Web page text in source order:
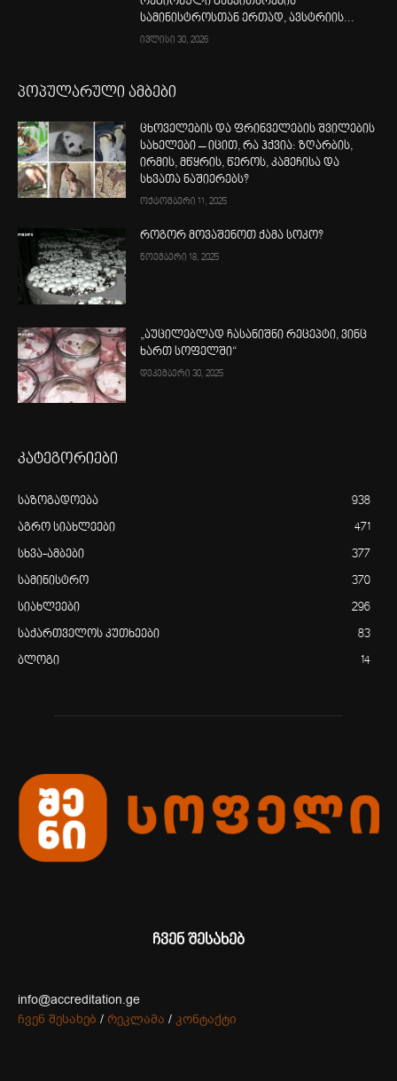
სამინისტროსთან ერთად, ავსტრიის...
ივლისი 30, 2026
პოპულარული ამბები
ცხოველების და ფრინველების შვილების
სახელები – იცით, რა ჰქვია: ზღარბის,
ირმის, მწყრის, წეროს, კამეჩისა და
სხვათა ნაშიერებს?
ოქტომბერი 11, 2025
როგორ მოვაშენოთ ქამა სოკო?
ნოემბერი 18, 2025
„აუცილებლად ჩასანიშნი რეცეპტი, ვინც
ხართ სოფელში“
დეკემბერი 30, 2025
კატეგორიები
საზოგადოება 938
აგრო სიახლეები 471
სხვა-ამბები 377
სამინისტრო 370
სიახლეები 296
საქართველოს კუთხეები 83
ბლოგი 14
ჩვენ შესახებ
info@accreditation.ge
ჩვენ შესახებ / რეკლამა / კონტაქტი